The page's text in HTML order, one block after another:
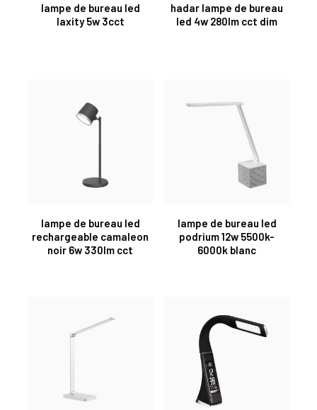
lampe de bureau led
laxity 5w 3cct
hadar lampe de bureau
led 4w 280lm cct dim
lampe de bureau led
rechargeable camaleon
noir 6w 330lm cct
lampe de bureau led
podrium 12w 5500k-
6000k blanc